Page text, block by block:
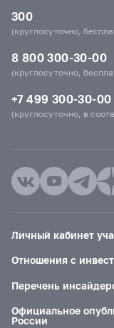
300
(круглосуточно,
8 800 300-30-00
(круглосуточно,
+7 499 300-30-00
(круглосуточно, в
Личный кабинет
Отношения с
Перечень
Официальное
России